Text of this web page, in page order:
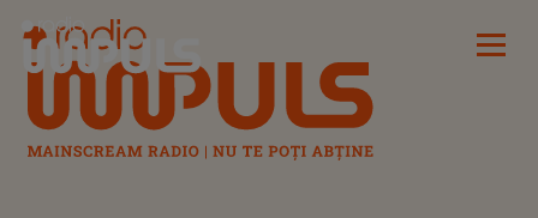
Radio Impuls